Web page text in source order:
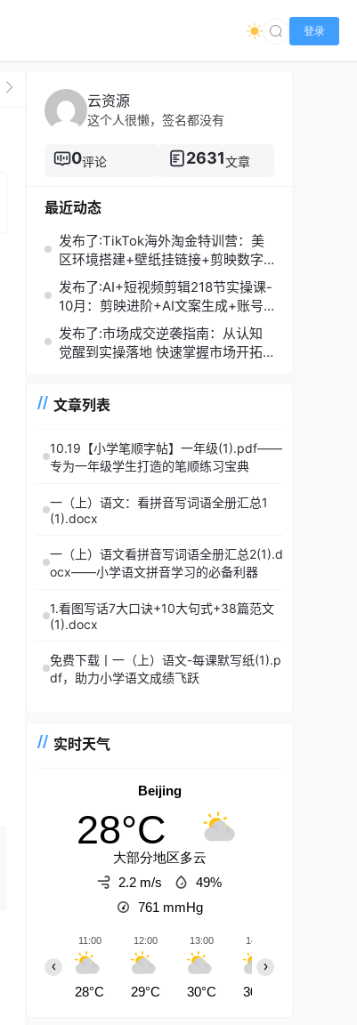
登录
云资源
这个人很懒，签名都没有
0评论 2631文章
最近动态
发布了:TikTok海外淘金特训营：美
区环境搭建+壁纸挂链接+剪映数字
人，月入1.5万
发布了:AI+短视频剪辑218节实操课-
10月：剪映进阶+AI文案生成+账号
运营，月入2万
发布了:市场成交逆袭指南：从认知
觉醒到实操落地 快速掌握市场开拓
文章列表
10.19【小学笔顺字帖】一年级(1).pdf——
专为一年级学生打造的笔顺练习宝典
一（上）语文：看拼音写词语全册汇总1
(1).docx
一（上）语文看拼音写词语全册汇总2(1).d
ocx——小学语文拼音学习的必备利器
1.看图写话7大口诀+10大句式+38篇范文
(1).docx
免费下载丨一（上）语文-每课默写纸(1).p
df，助力小学语文成绩飞跃
实时天气
Beijing
28°C
大部分地区多云
2.2 m/s
49%
761 mmHg
11:00
28°C
12:00
29°C
13:00
30°C
14:00
30°C
‹ ›